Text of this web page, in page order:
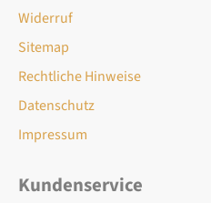
Widerruf
Sitemap
Rechtliche Hinweise
Datenschutz
Impressum
Kundenservice